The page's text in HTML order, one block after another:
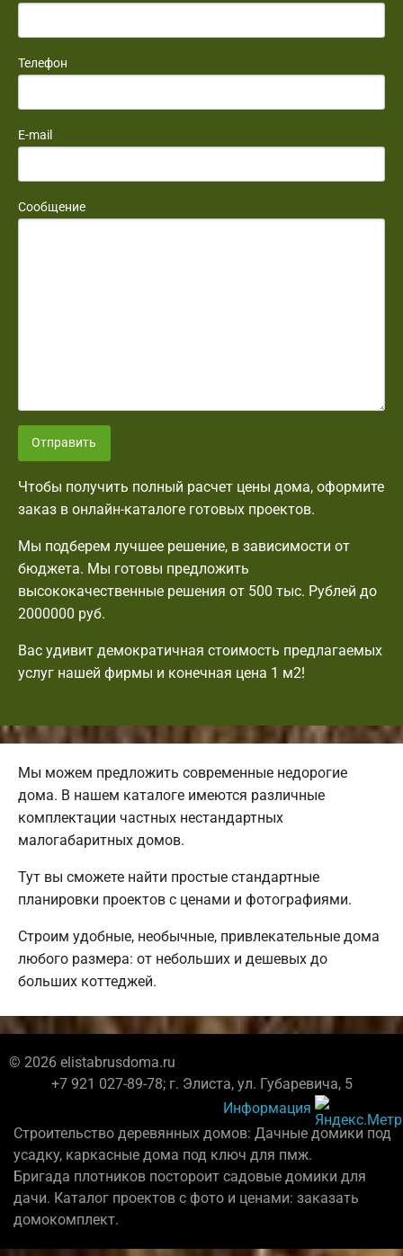
Телефон
E-mail
Сообщение
Отправить
Чтобы получить полный расчет цены дома, оформите
заказ в онлайн-каталоге готовых проектов.
Мы подберем лучшее решение, в зависимости от
бюджета. Мы готовы предложить
высококачественные решения от 500 тыс. Рублей до
2000000 руб.
Вас удивит демократичная стоимость предлагаемых
услуг нашей фирмы и конечная цена 1 м2!
Мы можем предложить современные недорогие
дома. В нашем каталоге имеются различные
комплектации частных нестандартных
малогабаритных домов.
Тут вы сможете найти простые стандартные
планировки проектов с ценами и фотографиями.
Строим удобные, необычные, привлекательные дома
любого размера: от небольших и дешевых до
больших коттеджей.
© 2026 elistabrusdoma.ru
+7 921 027-89-78; г. Элиста, ул. Губаревича, 5
Информация
Строительство деревянных домов: Дачные домики под
усадку, каркасные дома под ключ для пмж.
Бригада плотников постороит садовые домики для
дачи. Каталог проектов с фото и ценами: заказать
домокомплект.